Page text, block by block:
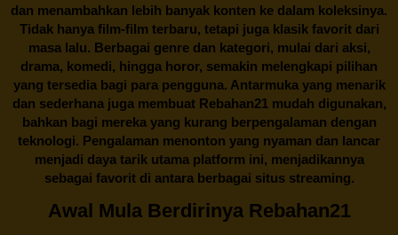
dan menambahkan lebih banyak konten ke dalam koleksinya.
Tidak hanya film-film terbaru, tetapi juga klasik favorit dari
masa lalu. Berbagai genre dan kategori, mulai dari aksi,
drama, komedi, hingga horor, semakin melengkapi pilihan
yang tersedia bagi para pengguna. Antarmuka yang menarik
dan sederhana juga membuatRebahan21mudah digunakan,
bahkan bagi mereka yang kurang berpengalaman dengan
teknologi. Pengalaman menonton yang nyaman dan lancar
menjadi daya tarik utama platform ini, menjadikannya
sebagai favorit di antara berbagai situs streaming.
Awal Mula Berdirinya Rebahan21